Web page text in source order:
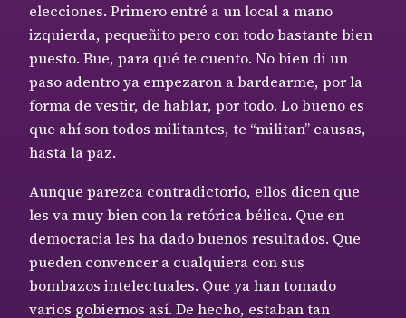
elecciones. Primero entré a un local a mano
izquierda, pequeñito pero con todo bastante bien
puesto. Bue, para qué te cuento. No bien di un
paso adentro ya empezaron a bardearme, por la
forma de vestir, de hablar, por todo. Lo bueno es
que ahí son todos militantes, te “militan” causas,
hasta la paz.
Aunque parezca contradictorio, ellos dicen que
les va muy bien con la retórica bélica. Que en
democracia les ha dado buenos resultados. Que
pueden convencer a cualquiera con sus
bombazos intelectuales. Que ya han tomado
varios gobiernos así. De hecho, estaban tan